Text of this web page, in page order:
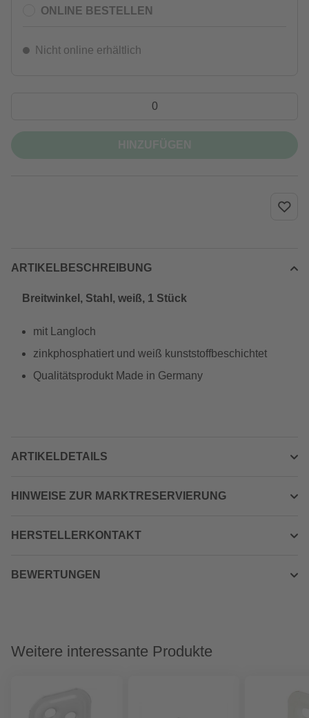
ONLINE BESTELLEN
Nicht online erhältlich
ARTIKELBESCHREIBUNG
Breitwinkel, Stahl, weiß, 1 Stück
mit Langloch
zinkphosphatiert und weiß kunststoffbeschichtet
Qualitätsprodukt Made in Germany
ARTIKELDETAILS
HINWEISE ZUR MARKTRESERVIERUNG
HERSTELLERKONTAKT
BEWERTUNGEN
Weitere interessante Produkte